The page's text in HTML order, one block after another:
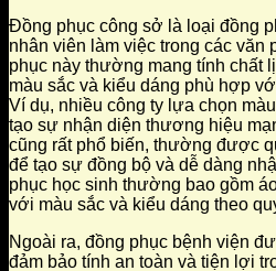
Đồng phục công sở là loại đồng
nhân viên làm việc trong các văn
phục này thường mang tính chất
màu sắc và kiểu dáng phù hợp
Ví dụ, nhiều công ty lựa chọn
tạo sự nhận diện thương hiệu
cũng rất phổ biến, thường được
để tạo sự đồng bộ và dễ dàng
phục học sinh thường bao gồm
với màu sắc và kiểu dáng theo
Ngoài ra, đồng phục bệnh viện
đảm bảo tính an toàn và tiện lợi